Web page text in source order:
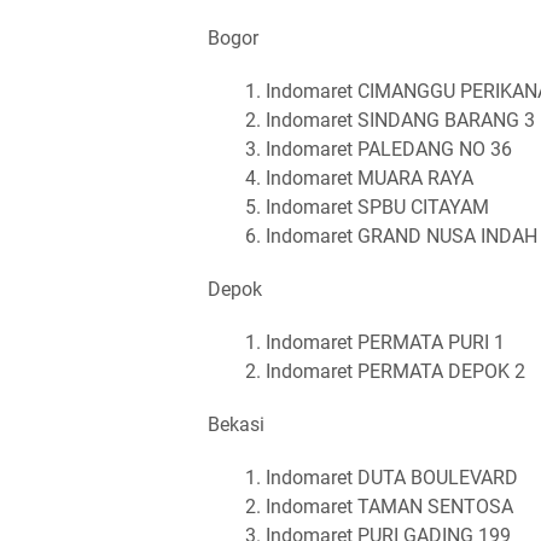
Bogor
Indomaret CIMANGGU
Indomaret SINDANG BARANG 3
Indomaret PALEDANG NO 36
Indomaret MUARA RAYA
Indomaret SPBU CITAYAM
Indomaret GRAND NUSA INDAH
Depok
Indomaret PERMATA PURI 1
Indomaret PERMATA DEPOK 2
Bekasi
Indomaret DUTA BOULEVARD
Indomaret TAMAN SENTOSA
Indomaret PURI GADING 199